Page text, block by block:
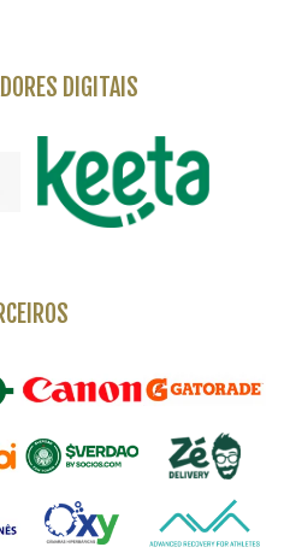
DIGITAIS